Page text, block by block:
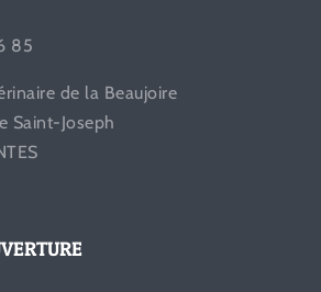
85
de la Beaujoire
Saint-Joseph